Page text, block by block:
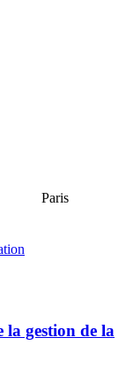
Paris
la gestion de la